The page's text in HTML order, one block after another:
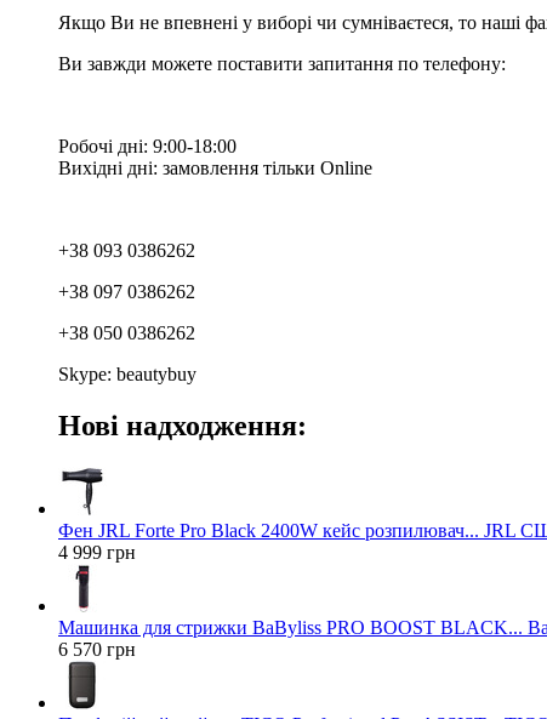
Якщо Ви не впевнені у виборі чи сумніваєтеся, то наші
Ви завжди можете поставити запитання по телефону:
Робочі дні: 9:00-18:00
Вихідні дні: замовлення тільки Online
+38 093 0386262
+38 097 0386262
+38 050 0386262
Skype: beautybuy
Нові надходження:
Фен JRL Forte Pro Black 2400W кейс розпилювач... JRL
4 999 грн
Машинка для стрижки BaByliss PRO BOOST BLACK...
6 570 грн